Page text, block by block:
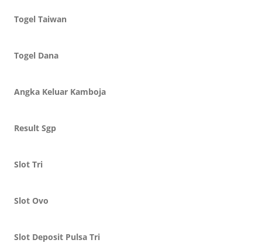
Togel Taiwan
Togel Dana
Angka Keluar Kamboja
Result Sgp
Slot Tri
Slot Ovo
Slot Deposit Pulsa Tri